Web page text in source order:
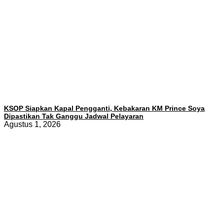
KSOP Siapkan Kapal Pengganti, Kebakaran KM Prince Soya
Dipastikan Tak Ganggu Jadwal Pelayaran
Agustus 1, 2026